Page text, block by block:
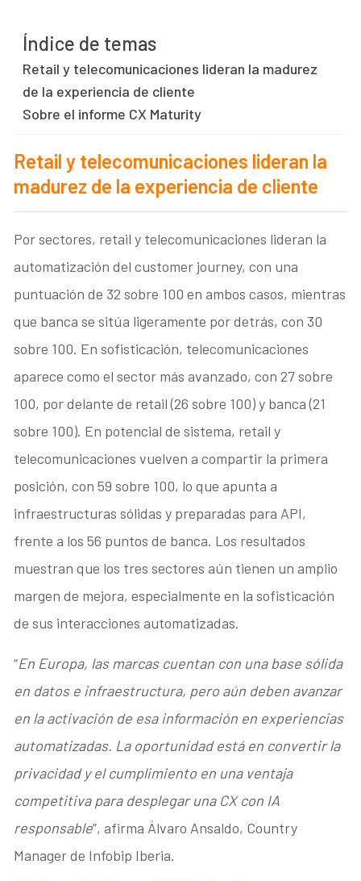
Índice de temas
Retail y telecomunicaciones lideran la madurez
de la experiencia de cliente
Sobre el informe CX Maturity
Retail y telecomunicaciones lideran la
madurez de la experiencia de cliente
Por sectores, retail y telecomunicaciones lideran la
automatización del customer journey, con una
puntuación de 32 sobre 100 en ambos casos, mientras
que banca se sitúa ligeramente por detrás, con 30
sobre 100. En sofisticación, telecomunicaciones
aparece como el sector más avanzado, con 27 sobre
100, por delante de retail (26 sobre 100) y banca (21
sobre 100). En potencial de sistema, retail y
telecomunicaciones vuelven a compartir la primera
posición, con 59 sobre 100, lo que apunta a
infraestructuras sólidas y preparadas para API,
frente a los 56 puntos de banca. Los resultados
muestran que los tres sectores aún tienen un amplio
margen de mejora, especialmente en la sofisticación
de sus interacciones automatizadas.
“En Europa, las marcas cuentan con una base sólida
en datos e infraestructura, pero aún deben avanzar
en la activación de esa información en experiencias
automatizadas. La oportunidad está en convertir la
privacidad y el cumplimiento en una ventaja
competitiva para desplegar una CX con IA
responsable”, afirma Álvaro Ansaldo, Country
Manager de Infobip Iberia.